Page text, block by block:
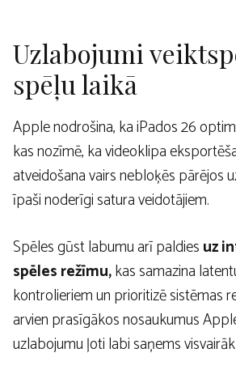
Uzlabojumi
spēļu laikā
Apple nodrošina, ka iPados 26
kas nozīmē, ka videoklipa
atveidošana vairs nebloķēs pārējos
īpaši noderīgi satura veidotājiem.
Spēles gūst labumu arī paldiesuz
spēles režīmu,kas samazina
kontrolieriem un prioritizē sistēmas
arvien prasīgākos nosaukumus
uzlabojumu ļoti labi saņems